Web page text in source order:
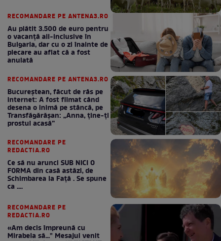
RECOMANDARE PE ANTENA3.RO
Au plătit 3.500 de euro pentru
o vacanță all-inclusive în
Bulgaria, dar cu o zi înainte de
plecare au aflat că a fost
anulată
RECOMANDARE PE ANTENA3.RO
Bucureștean, făcut de râs pe
internet: A fost filmat când
desena o inimă pe stâncă, pe
Transfăgărășan: „Anna, ține-ți
prostul acasă”
RECOMANDARE PE
REDACTIA.RO
Ce să nu arunci SUB NICI O
FORMA din casă astăzi, de
Schimbarea la Față . Se spune
ca ....
RECOMANDARE PE
REDACTIA.RO
«Am decis împreună cu
Mirabela să..." Mesajul venit